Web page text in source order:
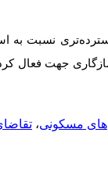
نسبت به
جهت فعال
مسکونی،